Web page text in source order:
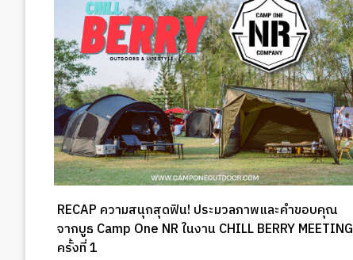
RECAP ความสนุกสุดฟิน! ประมวลภาพและคำขอบคุณ
จากบูธ Camp One NR ในงาน CHILL BERRY MEETING
ครั้งที่ 1